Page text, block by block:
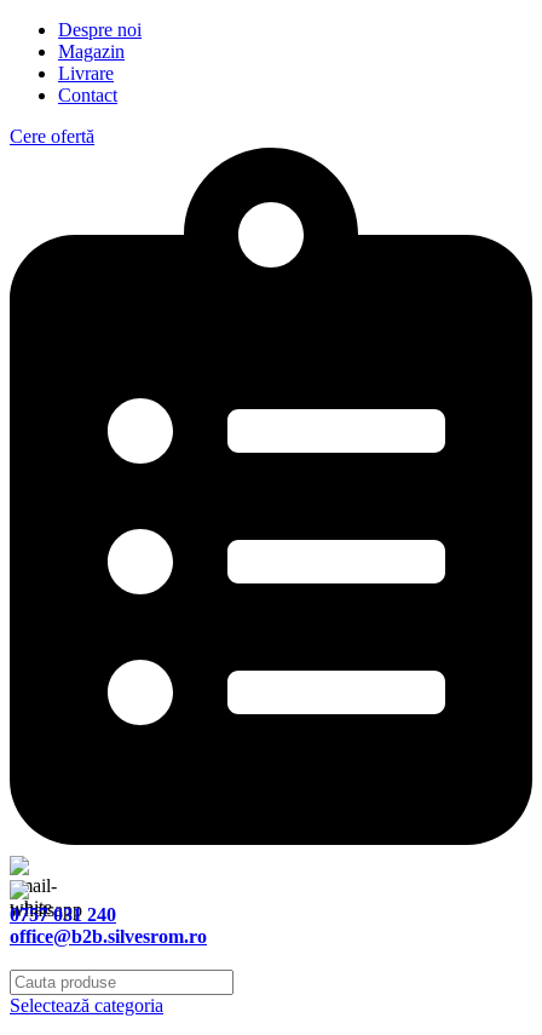
Despre noi
Magazin
Livrare
Contact
Cere ofertă
0757 031 240
office@b2b.silvesrom.ro
Selectează categoria